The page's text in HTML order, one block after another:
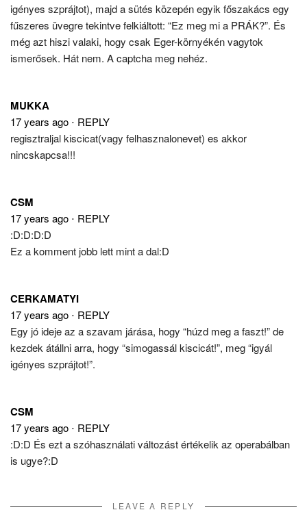
igényes szprájtot), majd a sütés közepén egyik főszakács egy
fűszeres üvegre tekintve felkiáltott: “Ez meg mi a PRÁK?”. És
még azt hiszi valaki, hogy csak Eger-környékén vagytok
ismerősek. Hát nem. A captcha meg nehéz.
MUKKA
17 years ago ⋅ REPLY
regisztraljal kiscicat(vagy felhasznalonevet) es akkor
nincskapcsa!!!
CSM
17 years ago ⋅ REPLY
:D:D:D:D
Ez a komment jobb lett mint a dal:D
CERKAMATYI
17 years ago ⋅ REPLY
Egy jó ideje az a szavam járása, hogy “húzd meg a faszt!” de
kezdek átállni arra, hogy “simogassál kiscicát!”, meg “igyál
igényes szprájtot!”.
CSM
17 years ago ⋅ REPLY
:D:D És ezt a szóhasználati változást értékelik az operabálban
is ugye?:D
LEAVE A REPLY